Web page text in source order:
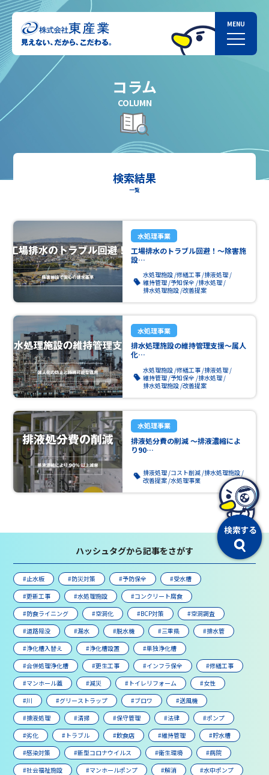
コラム
COLUMN
検索結果
一覧
水処理事業
工場排水のトラブル回避！～除害施
設…
水処理施設 修繕工事 排液処理
維持管理 予知保全 排水処理
排水処理施設 改善提案
水処理事業
排水処理施設の維持管理支援～属人
化…
水処理施設 修繕工事 排液処理
維持管理 予知保全 排水処理
排水処理施設 改善提案
水処理事業
排液処分費の削減 ～排液濃縮によ
り90…
排液処理 コスト削減 排水処理施設
改善提案 水処理事業
ハッシュタグから記事をさがす
#止水板 #防災対策 #予防保全
#受水槽
#更新工事
#水処理施設
#コンクリート腐食
#防食ライニング
#空洞化 #BCP対策
#空洞調査
#道路陥没
#漏水 #脱水機 #三重県
#排水管
#浄化槽入替え
#浄化槽設置
#単独浄化槽
#合併処理浄化槽
#更生工事 #インフラ保全
#修繕工事
#マンホール蓋
#減災 #トイレリフォーム
#女性
#川
#グリーストラップ #ブロワ
#送風機
#排液処理
#清掃 #保守管理 #法律
#ポンプ
#劣化
#トラブル #飲食店 #維持管理
#貯水槽
#感染対策
#新型コロナウイルス #衛生環境
#病院
#社会福祉施設
#マンホールポンプ #解消
#水中ポンプ